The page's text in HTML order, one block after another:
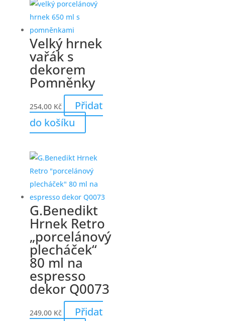
Velký hrnek
vařák s
dekorem
Pomněnky
254,00 Kč
Přidat
do košíku
G.Benedikt
Hrnek Retro
„porcelánový
plecháček“
80 ml na
espresso
dekor Q0073
249,00 Kč
Přidat